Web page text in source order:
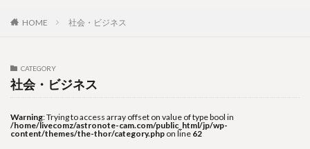
HOME 社会・ビジネス
CATEGORY
社会・ビジネス
Warning: Trying to access array offset on value of type bool in
/home/livecomz/astronote-cam.com/public_html/jp/wp-
content/themes/the-thor/category.php on line 62